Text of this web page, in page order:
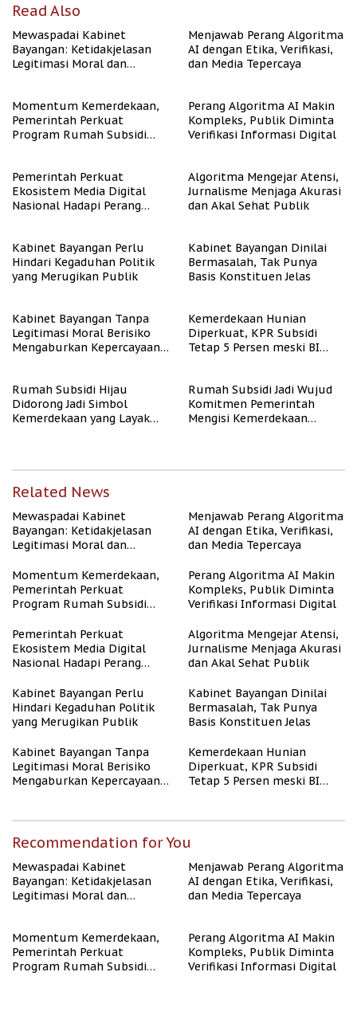
Read Also
Mewaspadai Kabinet
Bayangan: Ketidakjelasan
Legitimasi Moral dan
Menjawab Perang Algoritma
AI dengan Etika, Verifikasi,
dan Media Tepercaya
Momentum Kemerdekaan,
Pemerintah Perkuat
Program Rumah Subsidi
Perang Algoritma AI Makin
Kompleks, Publik Diminta
Verifikasi Informasi Digital
Pemerintah Perkuat
Ekosistem Media Digital
Nasional Hadapi Perang
Algoritma Mengejar Atensi,
Jurnalisme Menjaga Akurasi
dan Akal Sehat Publik
Kabinet Bayangan Perlu
Hindari Kegaduhan Politik
yang Merugikan Publik
Kabinet Bayangan Dinilai
Bermasalah, Tak Punya
Basis Konstituen Jelas
Kabinet Bayangan Tanpa
Legitimasi Moral Berisiko
Mengaburkan Kepercayaan
Kemerdekaan Hunian
Diperkuat, KPR Subsidi
Tetap 5 Persen meski BI
Rumah Subsidi Hijau
Didorong Jadi Simbol
Kemerdekaan yang Layak
Rumah Subsidi Jadi Wujud
Komitmen Pemerintah
Mengisi Kemerdekaan
Related News
Mewaspadai Kabinet
Bayangan: Ketidakjelasan
Legitimasi Moral dan
Menjawab Perang Algoritma
AI dengan Etika, Verifikasi,
dan Media Tepercaya
Momentum Kemerdekaan,
Pemerintah Perkuat
Program Rumah Subsidi
Berpenghasilan Rendah
Perang Algoritma AI Makin
Kompleks, Publik Diminta
Verifikasi Informasi Digital
Pemerintah Perkuat
Ekosistem Media Digital
Nasional Hadapi Perang
Algoritma Mengejar Atensi,
Jurnalisme Menjaga Akurasi
dan Akal Sehat Publik
Kabinet Bayangan Perlu
Hindari Kegaduhan Politik
yang Merugikan Publik
Kabinet Bayangan Dinilai
Bermasalah, Tak Punya
Basis Konstituen Jelas
Kabinet Bayangan Tanpa
Legitimasi Moral Berisiko
Mengaburkan Kepercayaan
Kemerdekaan Hunian
Diperkuat, KPR Subsidi
Tetap 5 Persen meski BI
Recommendation for You
Mewaspadai Kabinet
Bayangan: Ketidakjelasan
Legitimasi Moral dan
Menjawab Perang Algoritma
AI dengan Etika, Verifikasi,
dan Media Tepercaya
Momentum Kemerdekaan,
Pemerintah Perkuat
Program Rumah Subsidi
Perang Algoritma AI Makin
Kompleks, Publik Diminta
Verifikasi Informasi Digital